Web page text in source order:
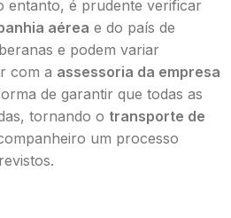
entanto, é prudente verificar
aérea e do país de
e podem variar
com a assessoria da empresa
de garantir que todas as
tornando o transporte de
um processo